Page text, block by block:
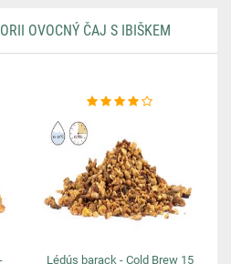
OVOCNÝ ČAJ S IBIŠKEM
Lédús barack - Cold Brew 15